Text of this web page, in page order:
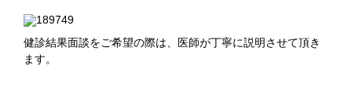
健診結果面談をご希望の際は、医師が丁寧に説明させて頂き
ます。